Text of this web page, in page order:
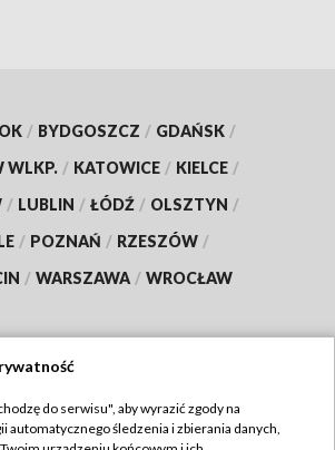
/ BYDGOSZCZ / GDAŃSK /
WLKP. / KATOWICE / KIELCE /
/ LUBLIN / ŁÓDŹ / OLSZTYN /
/ POZNAŃ / RZESZÓW /
/ WARSZAWA / WROCŁAW
TVP
do serwisu", aby wyrazić zgody na
automatycznego śledzenia i zbierania danych,